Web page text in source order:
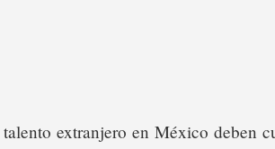
extranjero en México deben